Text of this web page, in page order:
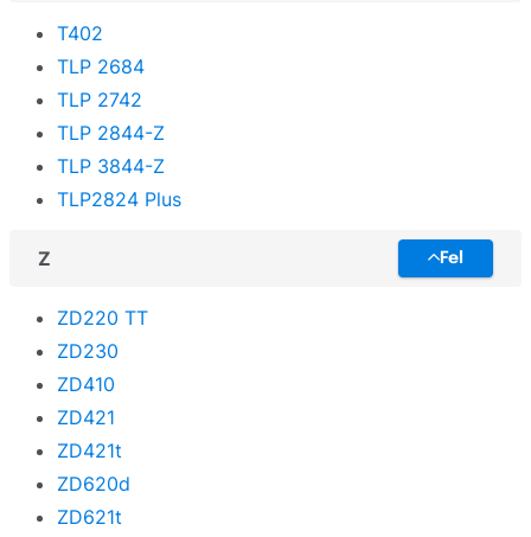
T402
TLP 2684
TLP 2742
TLP 2844-Z
TLP 3844-Z
TLP2824 Plus
Z Fel
ZD220 TT
ZD230
ZD410
ZD421
ZD421t
ZD620d
ZD621t